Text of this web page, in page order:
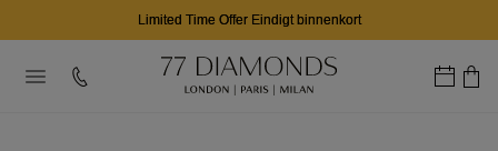
Limited Time Offer Eindigt binnenkort